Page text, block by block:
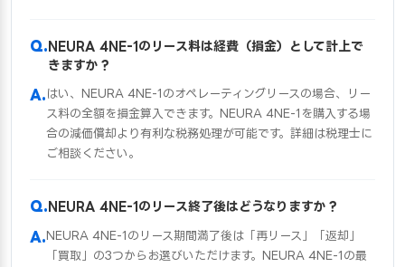
NEURA 4NE-1のリース料は経費（損金）として計上で
きますか？
はい、NEURA 4NE-1のオペレーティングリースの場合、リー
ス料の全額を損金算入できます。NEURA 4NE-1を購入する場
合の減価償却より有利な税務処理が可能です。詳細は税理士に
ご相談ください。
NEURA 4NE-1のリース終了後はどうなりますか？
NEURA 4NE-1のリース期間満了後は「再リース」「返却」
「買取」の3つからお選びいただけます。NEURA 4NE-1の最